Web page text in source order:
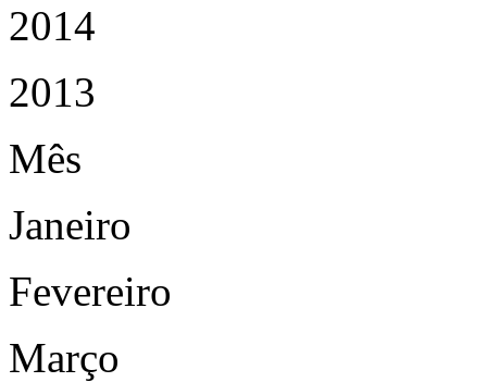
2014
2013
Mês
Janeiro
Fevereiro
Março